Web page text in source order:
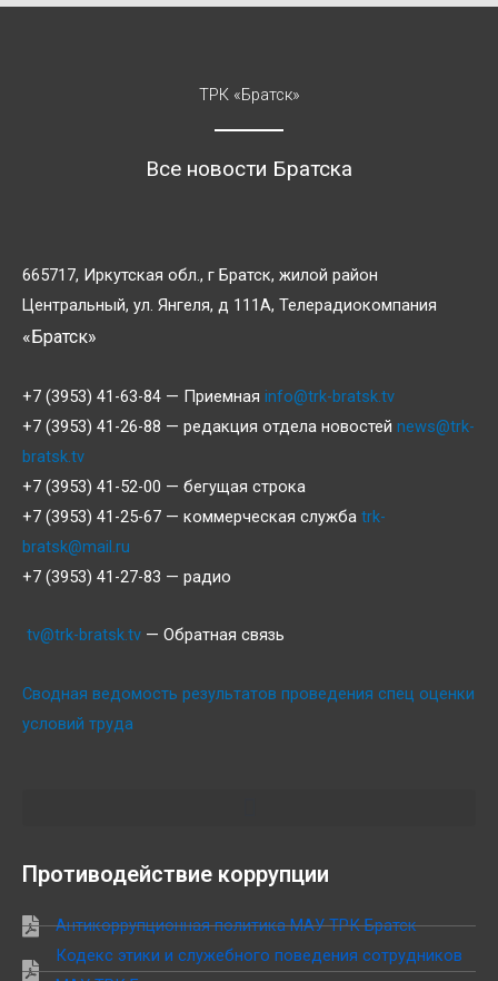
ТРК «Братск»
Все новости Братска
665717, Иркутская обл., г Братск, жилой район
Центральный, ул. Янгеля, д 111А, Телерадиокомпания
«Братск»
+7 (3953) 41-63-84 — Приемная info@trk-bratsk.tv
+7 (3953) 41-26-88 — редакция отдела новостей news@trk-
bratsk.tv
+7 (3953) 41-52-00 — бегущая строка
+7 (3953) 41-25-67 — коммерческая служба trk-
bratsk@mail.ru
+7 (3953) 41-27-83 — радио
tv@trk-bratsk.tv — Обратная связь
Сводная ведомость результатов проведения спец оценки
условий труда
Противодействие коррупции
Антикоррупционная политика МАУ ТРК Братск
Кодекс этики и служебного поведения сотрудников